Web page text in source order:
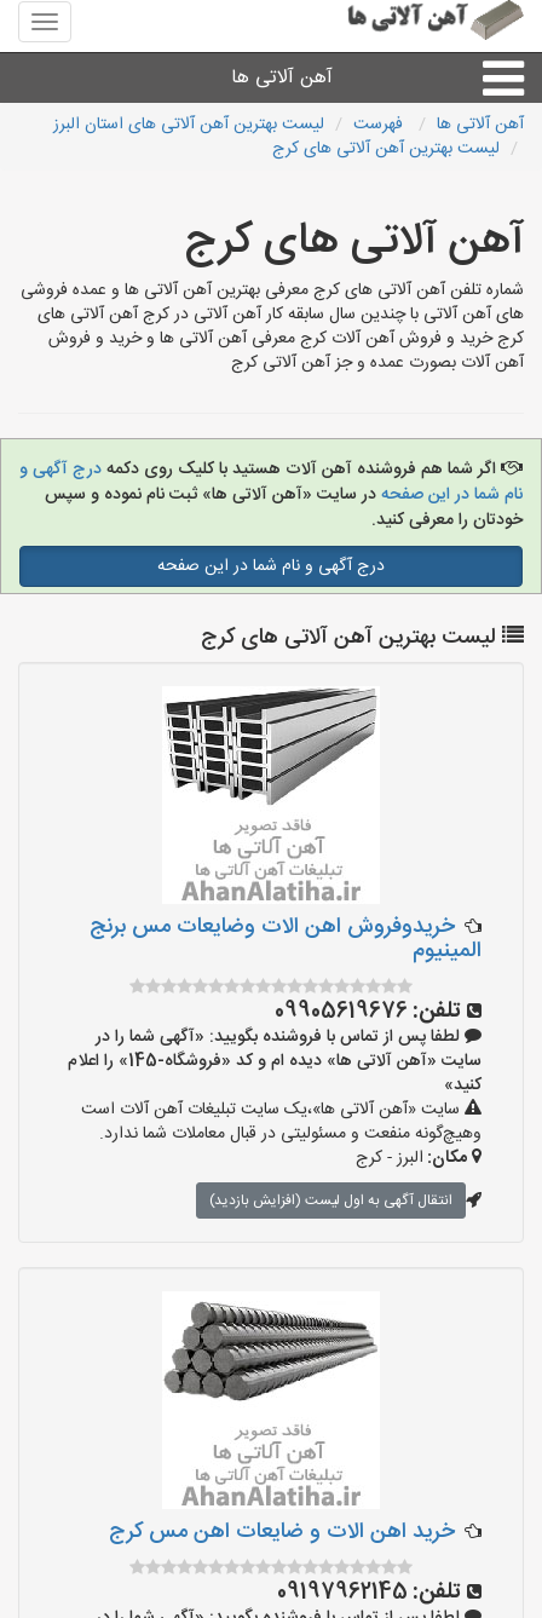
منوی
سایت
آلاتی
آهن آلاتی ها
میلگرد نبشی،مفتول
لوله و اتصالات
سایر آهن آلات
آهن آلاتی های شهرها
آهن آلاتی ها فهرست
لیست بهترین آهن آلاتی های استان البرز
لیست بهترین آهن آلاتی های کرج
آهن آلاتی های کرج
شماره تلفن آهن آلاتی های کرج معرفی بهترین آهن آلاتی ها و عمده فروشی
های آهن آلاتی با چندین سال سابقه کار آهن آلاتی در کرج آهن آلاتی های
کرج خرید و فروش آهن آلات کرج معرفی آهن آلاتی ها و خرید و فروش
آهن آلات بصورت عمده و جز آهن آلاتی کرج
اگر شما هم فروشنده آهن آلات هستید با کلیک روی دکمهدرج آگهی و
نام شما در این صفحهدر سایت «آهن آلاتی ها» ثبت نام نموده و سپس
خودتان را معرفی کنید.
درج آگهی و نام شما در این صفحه
لیست بهترین آهن آلاتی های کرج
خریدوفروش اهن الات وضایعات مس برنج
المینیوم
تلفن: 09905619676
لطفا پس از تماس با فروشنده بگویید: «آگهی شما را در
سایت «آهن آلاتی ها» دیده ام و کد «فروشگاه-145» را اعلام
کنید»
سایت «آهن آلاتی ها»،یک سایت تبلیغات آهن آلات است
وهیچ‌گونه منفعت و مسئولیتی در قبال معاملات شما ندارد.
مکان: البرز - کرج
انتقال آگهی به اول لیست (افزایش بازدید)
خرید اهن الات و ضایعات اهن مس کرج
تلفن: 09197962145